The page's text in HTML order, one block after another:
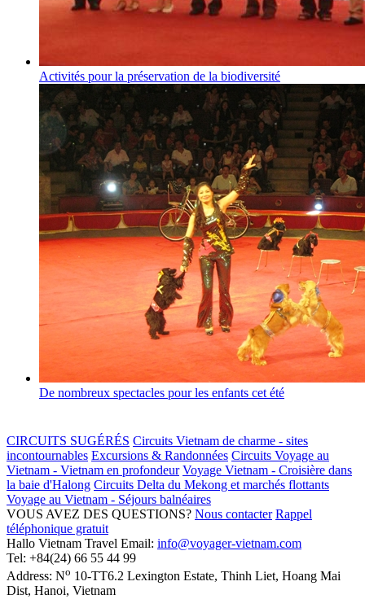
Activités pour la préservation de la biodiversité
De nombreux spectacles pour les enfants cet été
CIRCUITS SUGÉRÉS Circuits Vietnam de charme - sites
incontournables Excursions & Randonnées Circuits Voyage au
Vietnam - Vietnam en profondeur Voyage Vietnam - Croisière dans
la baie d'Halong Circuits Delta du Mekong et marchés flottants
Voyage au Vietnam - Séjours balnéaires
VOUS AVEZ DES QUESTIONS? Nous contacter Rappel
téléphonique gratuit
Hallo Vietnam Travel Email: info@voyager-vietnam.com
Tel: +84(24) 66 55 44 99
Address: No 10-TT6.2 Lexington Estate, Thinh Liet, Hoang Mai
Dist, Hanoi, Vietnam